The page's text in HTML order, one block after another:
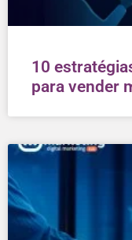
10
para vender